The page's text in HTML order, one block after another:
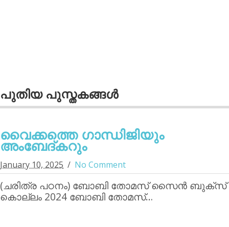
പുതിയ പുസ്തകങ്ങള്‍
വൈക്കത്തെ ഗാന്ധിജിയും
അംബേദ്കറും
January 10, 2025 No Comment
(ചരിത്ര പഠനം) ബോബി തോമസ് സൈന്‍ ബുക്‌സ്
കൊല്ലം 2024 ബോബി തോമസ്…